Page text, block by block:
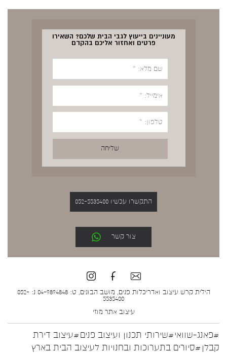
מעוניינים בייעוץ לגבי הבית שלכם? השאירו
פרטים ואחזור אליכם בהקדם
התקשרו עכשיו 052-5535400
צור קשר
הילית קרש עיצוב ואדריכלות פנים, מושב הבונים, ט: 04-9894848 נ: 052-
5535400
עיצוב אתר מוזי
#פאנג-שוואי#שירותי תכנון ועיצוב פנים#עיצוב דירת
קבלן #סיורים בתערוכות ובחנויות לעיצוב הבית בארץ